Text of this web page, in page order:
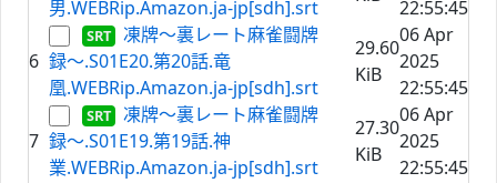
男.WEBRip.Amazon.ja-jp[sdh].srt
22:55:45
6
凍牌〜裏レート麻雀闘牌
録〜.S01E20.第20話.竜
凰.WEBRip.Amazon.ja-jp[sdh].srt
29.60
KiB
06 Apr
2025
22:55:45
7
凍牌〜裏レート麻雀闘牌
録〜.S01E19.第19話.神
業.WEBRip.Amazon.ja-jp[sdh].srt
27.30
KiB
06 Apr
2025
22:55:45